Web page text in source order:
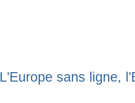
L'Europe sans ligne,